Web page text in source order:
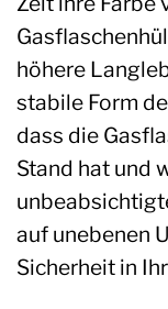
höhere
stabile Form
dass die
Stand hat und
auf unebenen
Sicherheit in